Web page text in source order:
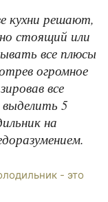
кухни решают,
стоящий или
все плюсы
огромное
все
5
на